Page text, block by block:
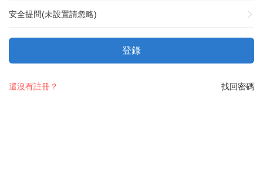
安全提問(未設置請忽略)
登錄
找回密碼
還沒有註冊？